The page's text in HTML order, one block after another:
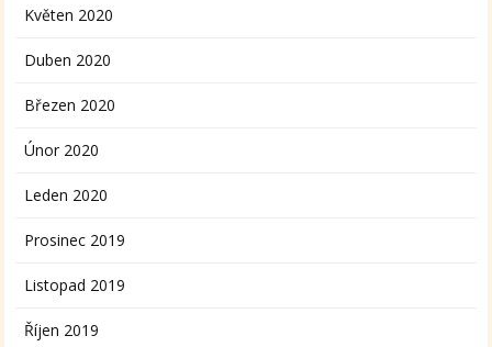
Květen 2020
Duben 2020
Březen 2020
Únor 2020
Leden 2020
Prosinec 2019
Listopad 2019
Říjen 2019